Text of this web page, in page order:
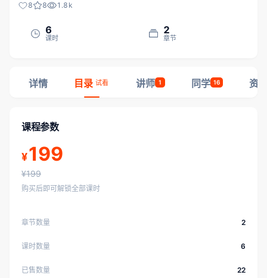
8 8 1.8k
6
课时
2
章节
详情 目录 试看 讲师 1 同学 16 资
课程参数
¥199
¥199
购买后即可解锁全部课时
章节数量 2
课时数量 6
已售数量 22